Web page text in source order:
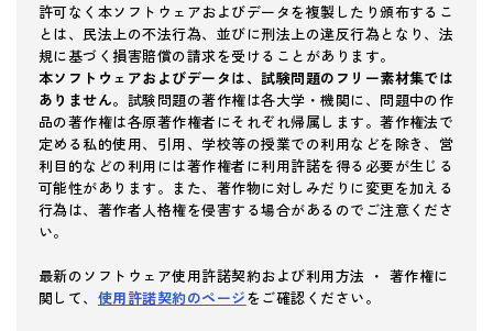
許可なく本ソフトウェアおよびデータを複製したり頒布するこ
とは、民法上の不法行為、並びに刑法上の違反行為となり、法
規に基づく損害賠償の請求を受けることがあります。
本ソフトウェアおよびデータは、試験問題のフリー素材集では
ありません。 試験問題の著作権は各大学・機関に、問題中の作
品の著作権は各原著作権者にそれぞれ帰属します。著作権法で
定める私的使用、引用、学校等の授業での利用などを除き、営
利目的などの利用には著作権者に利用許諾を得る必要が生じる
可能性があります。また、著作物に対しみだりに変更を加える
行為は、著作者人格権を侵害する場合があるのでご注意くださ
い。
最新のソフトウェア使用許諾契約および利用方法 ・ 著作権に
関して、 使用許諾契約のページをご確認ください。